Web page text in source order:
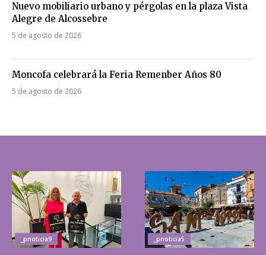
Nuevo mobiliario urbano y pérgolas en la plaza Vista
Alegre de Alcossebre
5 de agosto de 2026
Moncofa celebrará la Feria Remenber Años 80
5 de agosto de 2026
_pnoticia9 _pnoticia5